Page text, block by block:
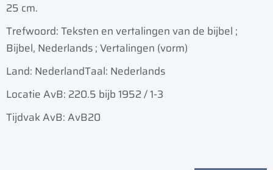
25 cm.
Trefwoord: Teksten en vertalingen van de bijbel ;
Bijbel, Nederlands ; Vertalingen (vorm)
Land: NederlandTaal: Nederlands
Locatie AvB: 220.5 bijb 1952 / 1-3
Tijdvak AvB: AvB20